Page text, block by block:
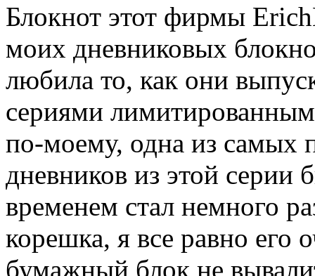
Блокнот этот фирмы
моих дневниковых
любила то, как они
сериями
по-моему, одна из самых
дневников из этой серии
временем стал немного
корешка, я все равно
бумажный блок не